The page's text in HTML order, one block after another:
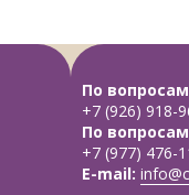
По
+7 (926) 918-
По
+7 (977) 476-
E-mail: